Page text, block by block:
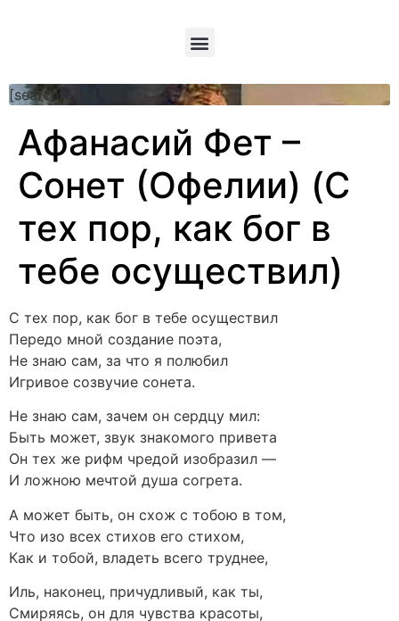
[searchform]
Афанасий Фет –
Сонет (Офелии) (С
тех пор, как бог в
тебе осуществил)
С тех пор, как бог в тебе осуществил
Передо мной создание поэта,
Не знаю сам, за что я полюбил
Игривое созвучие сонета.
Не знаю сам, зачем он сердцу мил:
Быть может, звук знакомого привета
Он тех же рифм чредой изобразил —
И ложною мечтой душа согрета.
А может быть, он схож с тобою в том,
Что изо всех стихов его стихом,
Как и тобой, владеть всего труднее,
Иль, наконец, причудливый, как ты,
Смиряясь, он для чувства красоты,